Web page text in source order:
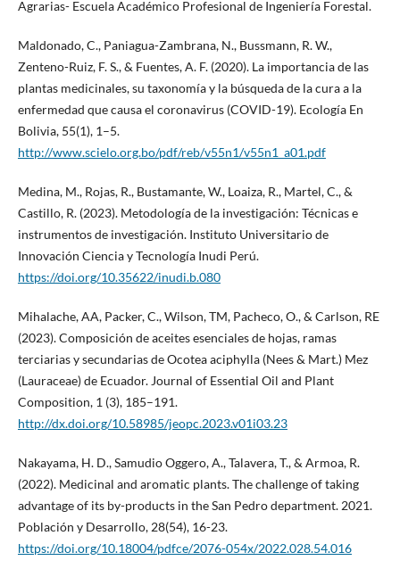
Agrarias- Escuela Académico Profesional de Ingeniería Forestal.
Maldonado, C., Paniagua-Zambrana, N., Bussmann, R. W.,
Zenteno-Ruiz, F. S., & Fuentes, A. F. (2020). La importancia de las
plantas medicinales, su taxonomía y la búsqueda de la cura a la
enfermedad que causa el coronavirus (COVID-19). Ecología En
Bolivia, 55(1), 1–5.
http://www.scielo.org.bo/pdf/reb/v55n1/v55n1_a01.pdf
Medina, M., Rojas, R., Bustamante, W., Loaiza, R., Martel, C., &
Castillo, R. (2023). Metodología de la investigación: Técnicas e
instrumentos de investigación. Instituto Universitario de
Innovación Ciencia y Tecnología Inudi Perú.
https://doi.org/10.35622/inudi.b.080
Mihalache, AA, Packer, C., Wilson, TM, Pacheco, O., & Carlson, RE
(2023). Composición de aceites esenciales de hojas, ramas
terciarias y secundarias de Ocotea aciphylla (Nees & Mart.) Mez
(Lauraceae) de Ecuador. Journal of Essential Oil and Plant
Composition, 1 (3), 185–191.
http://dx.doi.org/10.58985/jeopc.2023.v01i03.23
Nakayama, H. D., Samudio Oggero, A., Talavera, T., & Armoa, R.
(2022). Medicinal and aromatic plants. The challenge of taking
advantage of its by-products in the San Pedro department. 2021.
Población y Desarrollo, 28(54), 16-23.
https://doi.org/10.18004/pdfce/2076-054x/2022.028.54.016